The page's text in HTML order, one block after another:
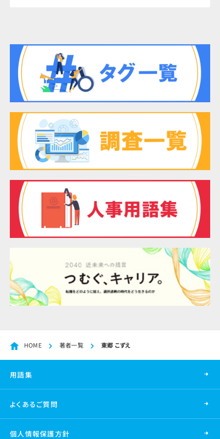
HOME 著者一覧 東郷 こずえ
用語集
よくあるご質問
個人情報保護方針